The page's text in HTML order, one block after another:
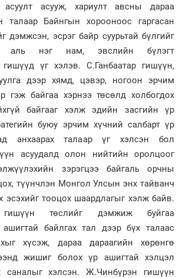
асууж, хариулт авсны дараа
талаар Байнгын хорооноос гаргасан
дэмжсэн, эсрэг байр суурьтай бүлгийг
аль нэг нам, эвслийн бүлэгт
гишүүд үг хэлэв. С.Ганбаатар гишүүн,
дээр хямд, цэвэр, ногоон эрчим
гэж байгаа хэрнээ төсөлд холбогдох
байгааг хэлж эдийн засгийн үр
буюу эрчим хүчний салбарт үр
анхаарах талаар үг хэлсэн бол
асуудалд олон нийтийн оролцоог
зэрэгцээ байгаль орчны
түүнчлэн Монгол Улсын энх тайванч
эсэхийг тооцох шаардлагыг хэлж байв.
гишүүн төслийг дэмжиж буйгаа
байлгах тал дээр бүх талаас
хүсэж, дараа дараагийн хөрөнгө
жишиг болох үр ашигтай хэлцэл
саналыг хэлсэн. Ж.Чинбүрэн гишүүн